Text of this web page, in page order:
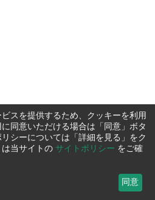
スを提供するため、クッキーを利用
同意いただける場合は「同意」ボタ
シーについては「詳細を見る」をク
当サイトの サイトポリシー をご確
同意